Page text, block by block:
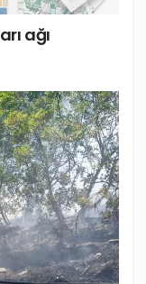
ağı